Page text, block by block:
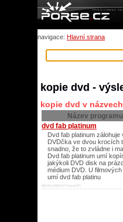
navigace: Hlavní strana
kopie dvd -
kopie dvd v
Název programu
dvd fab platinum
Dvd fab platinum zálohuje
DVDčka ve dvou krocích
snadno, že to zvládne i
Dvd fab platinum umí
jakýkoli DVD disk na
médium DVD. U
umí dvd fab platinu
98/ME/2000/XP/Vista/XP/